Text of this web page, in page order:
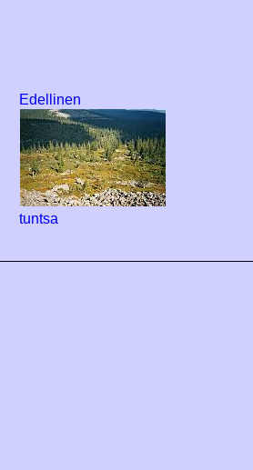
Edellinen
tuntsa